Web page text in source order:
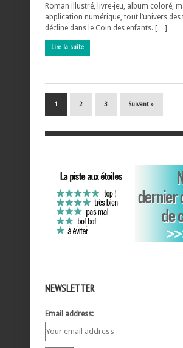
Roman illustré, livre-jeu, album coloré,
application numérique, tout l’univers
décline dans le Coin des enfants. […]
Lire la suite
1 2 3 Suivant »
NEWSLETTER
Email address: